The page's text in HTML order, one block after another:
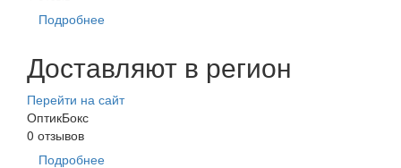
Подробнее
Доставляют в регион
Перейти на сайт
ОптикБокс
0 отзывов
Подробнее